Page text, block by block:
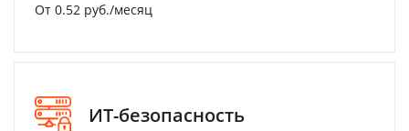
От 0.52 руб./месяц
ИТ-безопасность